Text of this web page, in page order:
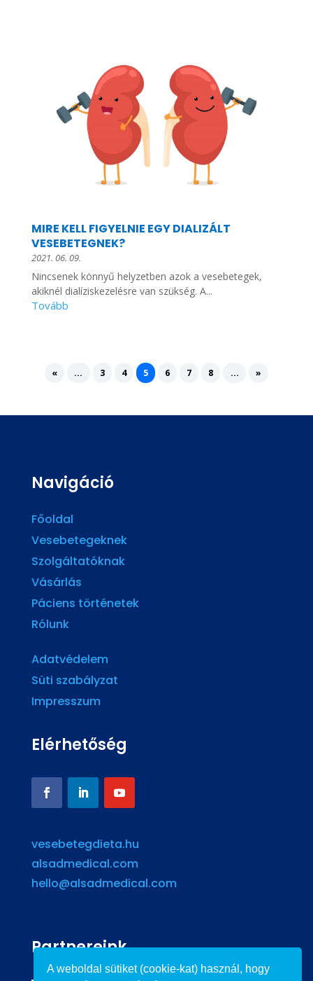
MIRE KELL FIGYELNIE EGY DIALIZÁLT
VESEBETEGNEK?
2021. 06. 09.
Nincsenek könnyű helyzetben azok a vesebetegek,
akiknél dialíziskezelésre van szükség. A...
« ... 3 4 5 6 7 8 ... »
Navigáció
Főoldal
Vesebetegeknek
Szolgáltatóknak
Vásárlás
Páciens történetek
Rólunk
Adatvédelem
Süti szabályzat
Impresszum
Elérhetőség
vesebetegdieta.hu
alsadmedical.com
hello@alsadmedical.com
Partnereink
A weboldal sütiket (cookie-kat) használ, hogy